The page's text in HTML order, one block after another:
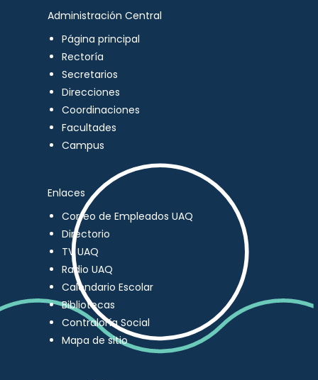
Administración Central
Página principal
Rectoría
Secretarios
Direcciones
Coordinaciones
Facultades
Campus
Enlaces
Correo de Empleados UAQ
Directorio
TV UAQ
Radio UAQ
Calendario Escolar
Bibliotecas
Contraloría Social
Mapa de sitio